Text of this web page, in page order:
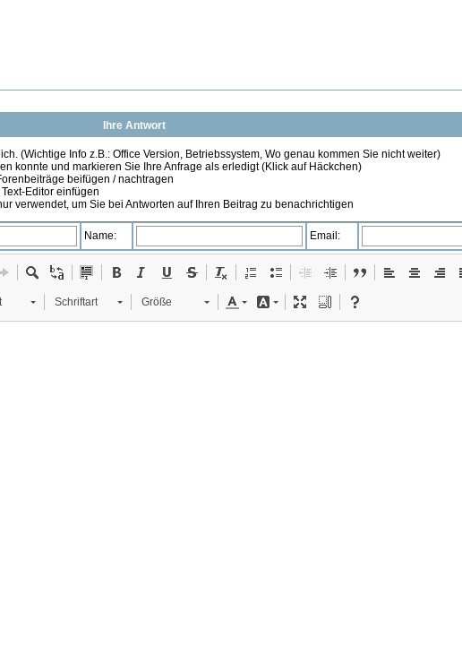
Ihre Antwort
(Wichtige Info z.B.: Office Version, Betriebssystem, Wo genau kommen Sie nicht weiter)
konnte und markieren Sie Ihre Anfrage als erledigt (Klick auf Häckchen)
beifügen / nachtragen
Editor einfügen
verwendet, um Sie bei Antworten auf Ihren Beitrag zu benachrichtigen
Name: Email:
Schriftart Größe